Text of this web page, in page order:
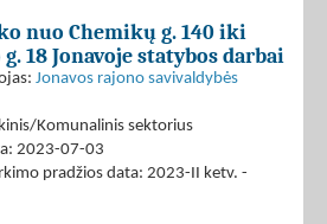
nuo Chemikų g. 140 iki
18 Jonavoje statybos darbai
Jonavos rajono savivaldybės
Komunalinis sektorius
2023-07-03
pradžios data: 2023-II ketv. -